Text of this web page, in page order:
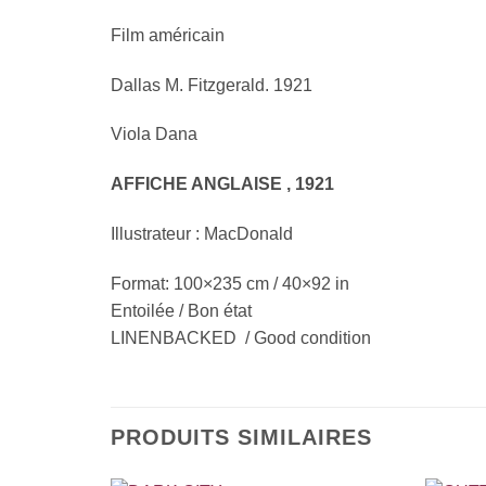
Film américain
Dallas M. Fitzgerald. 1921
Viola Dana
AFFICHE ANGLAISE , 1921
Illustrateur : MacDonald
Format: 100×235 cm / 40×92 in
Entoilée / Bon état
LINENBACKED / Good condition
PRODUITS SIMILAIRES